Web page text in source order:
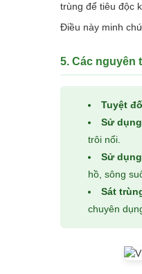
trùng để tiêu độc
Điều này minh
5. Các nguyên
Tuyệt
Sử
trôi nổi.
Sử
hồ, sông
Sát
chuyên